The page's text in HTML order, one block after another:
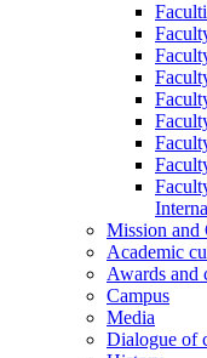
Mission and
Academic
Awards and
Campus
Media
Dialogue of